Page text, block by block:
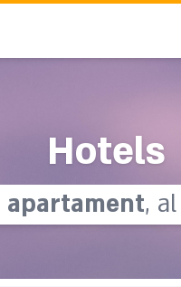
Hotels
apartament,